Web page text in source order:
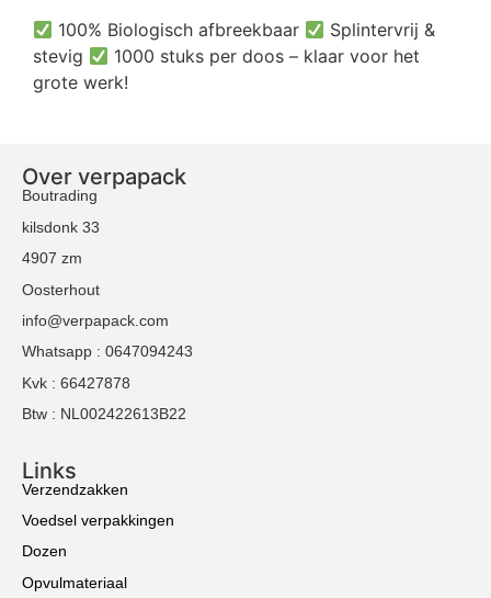
100% Biologisch afbreekbaar
Splintervrij &
stevig
1000 stuks per doos – klaar voor het
grote werk!
Over verpapack
Boutrading
kilsdonk 33
4907 zm
Oosterhout
info@verpapack.com
Whatsapp : 0647094243
Kvk : 66427878
Btw : NL002422613B22
Links
Verzendzakken
Voedsel verpakkingen
Dozen
Opvulmateriaal